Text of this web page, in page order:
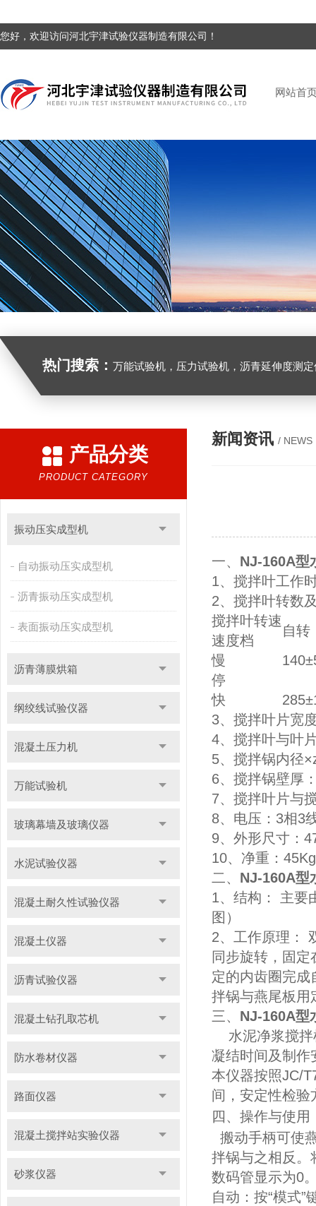
您好，欢迎访问河北宇津试验仪器制造有限公司！
网站首
热门搜索： 万能试验机，压力试验机，沥青延伸度测定仪，沥青混合料拌合机，全自动沥青混合料离心式抽提仪，马歇尔电动
产品分类
PRODUCT CATEGORY
振动压实成型机
自动振动压实成型机
沥青振动压实成型机
表面振动压实成型机
沥青薄膜烘箱
纲绞线试验仪器
混凝土压力机
万能试验机
玻璃幕墙及玻璃仪器
水泥试验仪器
混凝土耐久性试验仪器
混凝土仪器
沥青试验仪器
混凝土钻孔取芯机
防水卷材仪器
路面仪器
混凝土搅拌站实验仪器
砂浆仪器
新闻资讯 / NEWS
一、 NJ-160A型
1、搅拌叶工作
2、搅拌叶转数
搅拌叶转速
速度档
自转
慢
停
快
3、搅拌叶片宽
4、搅拌叶与叶
5、搅拌锅内径
6、搅拌锅壁厚
7、搅拌叶片与
8、电压：3相3
9、外形尺寸：
10、净重：45Kg
二、 NJ-160A型
1、结构： 主要
图）
2、工作原理：
同步旋转，固
定的内齿圈完成
拌锅与燕尾板用
三、 NJ-160A型
水泥净浆搅拌
凝结时间及制作
本仪器按照JC/
间，安定性检验
四、 操作与使用
搬动手柄可使
拌锅与之相反。
数码管显示为0
自动：按“模式